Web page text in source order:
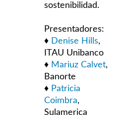
sostenibilidad.
Presentadores:
♦ Denise Hills,
ITAU Unibanco
♦ Mariuz Calvet,
Banorte
♦ Patricia
Coimbra,
Sulamerica